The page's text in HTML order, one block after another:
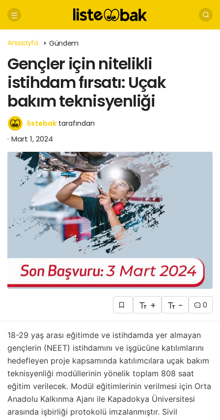
Anasayfa Gündem
Gençler için nitelikli
istihdam fırsatı: Uçak
bakım teknisyenliği
listebak tarafından
Mart 1, 2024
+ - 0
18-29 yaş arası eğitimde ve istihdamda yer almayan
gençlerin (NEET) istihdamını ve işgücüne katılımlarını
hedefleyen proje kapsamında katılımcılara uçak bakım
teknisyenliği modüllerinin yönelik toplam 808 saat
eğitim verilecek. Modül eğitimlerinin verilmesi için Orta
Anadolu Kalkınma Ajanı ile Kapadokya Üniversitesi
arasında işbirliği protokolü imzalanmıştır. Sivil